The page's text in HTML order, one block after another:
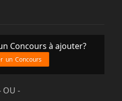
Concours à ajouter?
un Concours
OU -